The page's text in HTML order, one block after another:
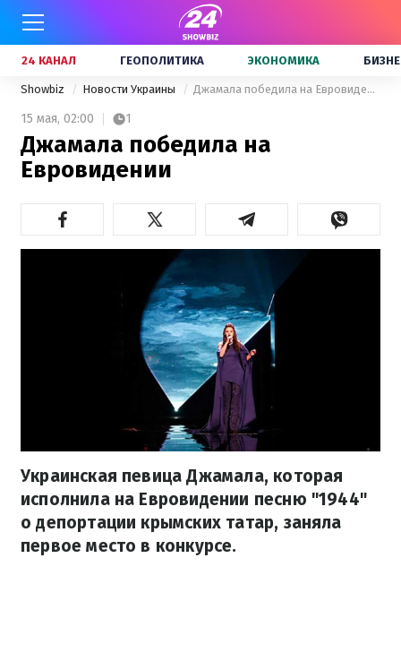
24 КАНАЛ ГЕОПОЛИТИКА ЭКОНОМИКА
Showbiz Новости Украины Джамала победила на Евровидении
15 мая, 02:00 1
Джамала победила на
Евровидении
Украинская певица Джамала, которая
исполнила на Евровидении песню "1944"
о депортации крымских татар, заняла
первое место в конкурсе.